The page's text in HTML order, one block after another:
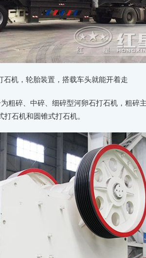
石机，轮胎装置，搭载车头就能开着走
粗碎、中碎、细碎型河卵石打石机，粗碎
石机和圆锥式打石机。